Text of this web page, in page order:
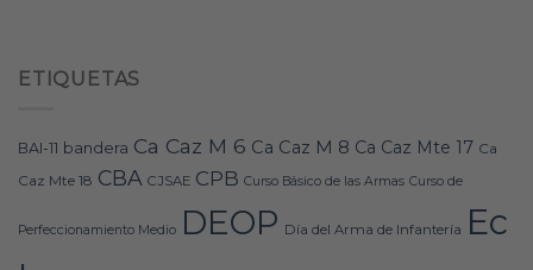
ETIQUETAS
BAI-11 bandera Ca Caz M 6 Ca Caz M 8 Ca Caz Mte 17 Ca
Caz Mte 18 CBA CJSAE CPB Curso Básico de las Armas Curso de
Perfeccionamiento Medio DEOP Día del Arma de Infantería Ec